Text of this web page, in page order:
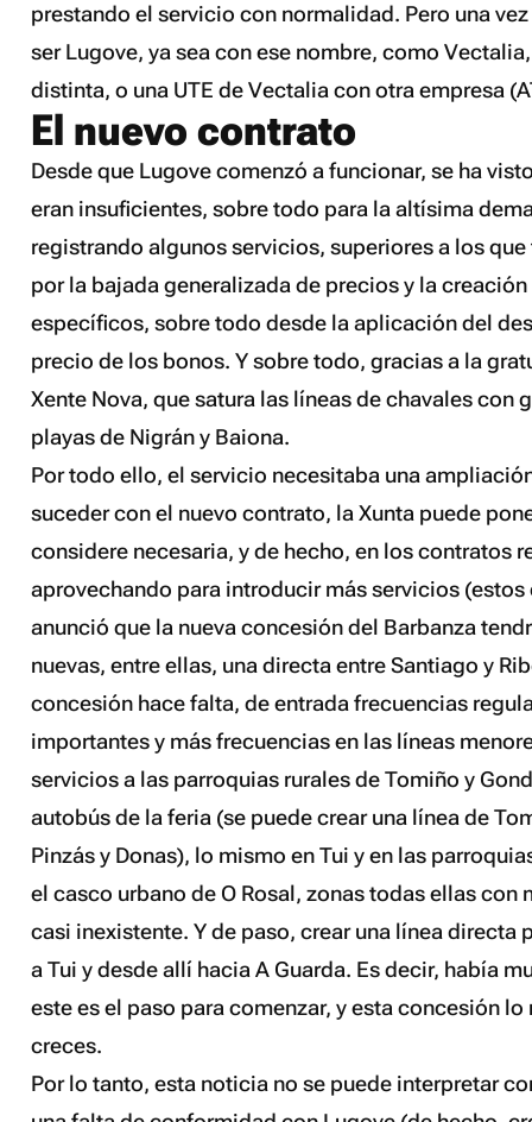
prestando el servicio con normalidad. Pero una
ser Lugove, ya sea con ese nombre, como
distinta, o una UTE de Vectalia con otra empresa
El nuevo contrato
Desde que Lugove comenzó a funcionar, se ha
eran insuficientes, sobre todo para la altísima
registrando algunos servicios, superiores a los
por la bajada generalizada de precios y la
específicos, sobre todo desde la aplicación del
precio de los bonos. Y sobre todo, gracias a la
Xente Nova, que satura las líneas de chavales con
playas de Nigrán y Baiona.
Por todo ello, el servicio necesitaba una
suceder con el nuevo contrato, la Xunta puede
considere necesaria, y de hecho, en los contratos
aprovechando para introducir más servicios
anunció que la nueva concesión del Barbanza
nuevas, entre ellas, una directa entre Santiago y
concesión hace falta, de entrada frecuencias
importantes y más frecuencias en las líneas
servicios a las parroquias rurales de Tomiño y
autobús de la feria (se puede crear una línea de
Pinzás y Donas), lo mismo en Tui y en las
el casco urbano de O Rosal, zonas todas ellas con
casi inexistente. Y de paso, crear una línea directa
a Tui y desde allí hacia A Guarda. Es decir, había
este es el paso para comenzar, y esta concesión
creces.
Por lo tanto, esta noticia no se puede interpretar